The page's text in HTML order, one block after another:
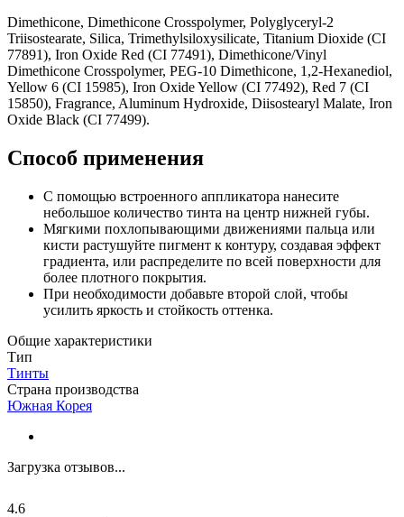
Dimethicone, Dimethicone Crosspolymer, Polyglyceryl-2
Triisostearate, Silica, Trimethylsiloxysilicate, Titanium Dioxide (CI
77891), Iron Oxide Red (CI 77491), Dimethicone/Vinyl
Dimethicone Crosspolymer, PEG-10 Dimethicone, 1,2-Hexanediol,
Yellow 6 (CI 15985), Iron Oxide Yellow (CI 77492), Red 7 (CI
15850), Fragrance, Aluminum Hydroxide, Diisostearyl Malate, Iron
Oxide Black (CI 77499).
Способ применения
С помощью встроенного аппликатора нанесите
небольшое количество тинта на центр нижней губы.
Мягкими похлопывающими движениями пальца или
кисти растушуйте пигмент к контуру, создавая эффект
градиента, или распределите по всей поверхности для
более плотного покрытия.
При необходимости добавьте второй слой, чтобы
усилить яркость и стойкость оттенка.
Общие характеристики
Тип
Тинты
Страна производства
Южная Корея
Загрузка отзывов...
4.6